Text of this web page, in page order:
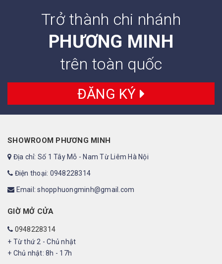
Trở thành chi nhánh
PHƯƠNG MINH
trên toàn quốc
ĐĂNG KÝ
SHOWROOM PHƯƠNG MINH
Địa chỉ: Số 1 Tây Mỗ - Nam Từ Liêm Hà Nội
Điện thoại: 0948228314
Email: shopphuongminh@gmail.com
GIỜ MỞ CỬA
0948228314
+ Từ thứ 2 - Chủ nhật
+ Chủ nhật: 8h - 17h